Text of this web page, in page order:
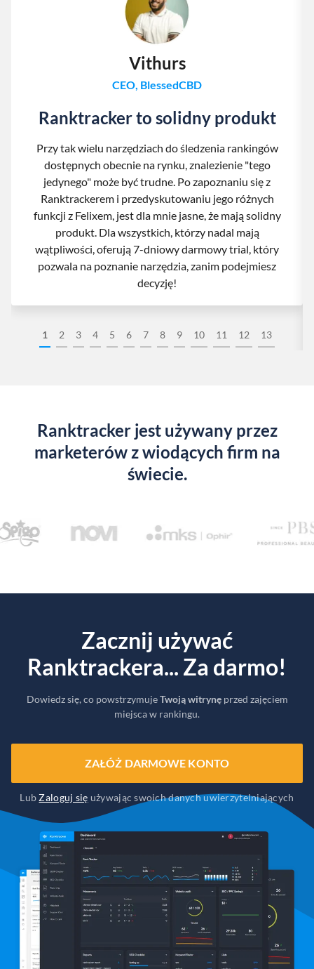
1 2 3 4 5 6 7 8 9 10 11 12 13
Vithurs
CEO, BlessedCBD
Ranktracker to solidny produkt
Przy tak wielu narzędziach do śledzenia rankingów
dostępnych obecnie na rynku, znalezienie "tego
jedynego" może być trudne. Po zapoznaniu się z
Ranktrackerem i przedyskutowaniu jego różnych
funkcji z Felixem, jest dla mnie jasne, że mają solidny
produkt. Dla wszystkich, którzy nadal mają
wątpliwości, oferują 7-dniowy darmowy trial, który
pozwala na poznanie narzędzia, zanim podejmiesz
decyzję!
Ranktracker jest używany przez
marketerów z wiodących firm na
świecie.
Zacznij używać
Ranktrackera... Za darmo!
Dowiedz się, co powstrzymujeTwoją witrynęprzed zajęciem
miejsca w rankingu.
ZAŁÓŻ DARMOWE KONTO
LubZaloguj się używając swoich danych uwierzytelniających